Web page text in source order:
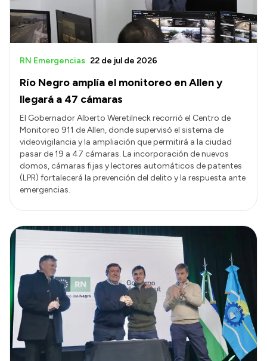
Río Negro amplía el monitoreo en Allen y
llegará a 47 cámaras
RN Emergencias 22 de jul de 2026
El Gobernador Alberto Weretilneck recorrió el Centro de
Monitoreo 911 de Allen, donde supervisó el sistema de
videovigilancia y la ampliación que permitirá a la ciudad
pasar de 19 a 47 cámaras. La incorporación de nuevos
domos, cámaras fijas y lectores automáticos de patentes
(LPR) fortalecerá la prevención del delito y la respuesta ante
emergencias.